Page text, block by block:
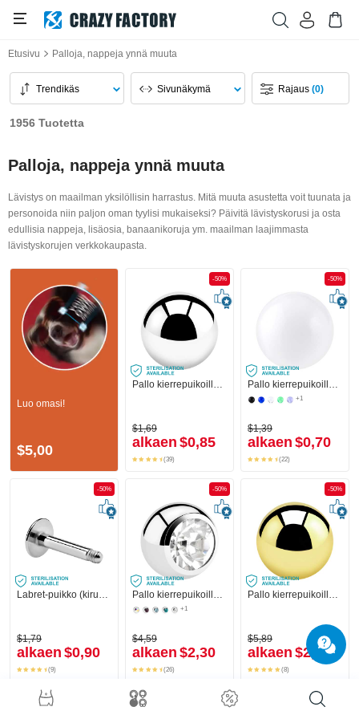
Etusivu Palloja, nappeja ynnä muuta
Trendikäs Sivunäkymä Rajaus(0)
1956 Tuotetta
Palloja, nappeja ynnä muuta
Lävistys on maailman yksilöllisin harrastus. Mitä muuta asustetta voit tuunata ja
personoida niin paljon oman tyylisi mukaiseksi? Päivitä lävistyskorusi ja osta
edullisia nappeja, lisäosia, banaanikoruja ym. maailman laajimmasta
lävistyskorujen verkkokaupasta.
Luo omasi!
$5,00
-50%
Pallo kierrepuikoille (kirurginen teräs, hopea, kiiltävä pinta)
$1,69
alkaen $0,85
(39)
-50%
Pallo kierrepuikoille (akryyli, eri värejä)
+1
$1,39
alkaen $0,70
(22)
-50%
$1,79
alkaen $0,90
(9)
-50%
+1
$4,59
alkaen $2,30
(26)
-50%
$5,89
alkaen $2,95
(8)
-50%